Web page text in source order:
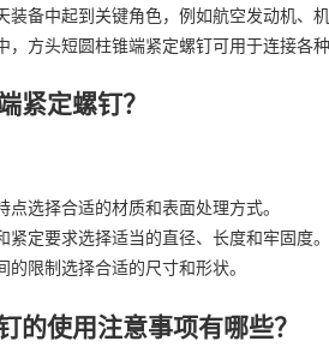
装备中起到关键角色，例如航空发动机、机
，方头短圆柱锥端紧定螺钉可用于连接各
紧定螺钉？
点选择合适的材质和表面处理方式。
紧定要求选择适当的直径、长度和牢固度。
的限制选择合适的尺寸和形状。
的使用注意事项有哪些？